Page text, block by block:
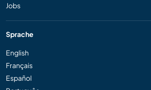
Jobs
Sprache
English
Français
Español